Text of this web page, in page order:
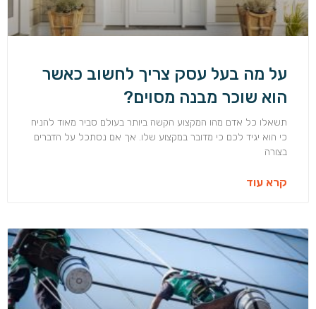
על מה בעל עסק צריך לחשוב כאשר
הוא שוכר מבנה מסוים?
תשאלו כל אדם מהו המקצוע הקשה ביותר בעולם סביר מאוד להניח
כי הוא יגיד לכם כי מדובר במקצוע שלו. אך אם נסתכל על הדברים
בצורה
קרא עוד